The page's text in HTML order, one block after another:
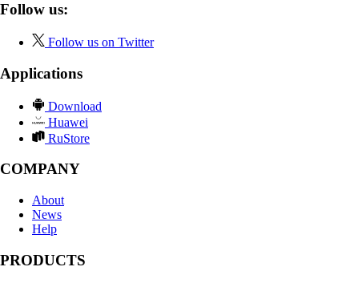
Follow us:
Follow us on Twitter
Applications
Download
Huawei
RuStore
COMPANY
About
News
Help
PRODUCTS